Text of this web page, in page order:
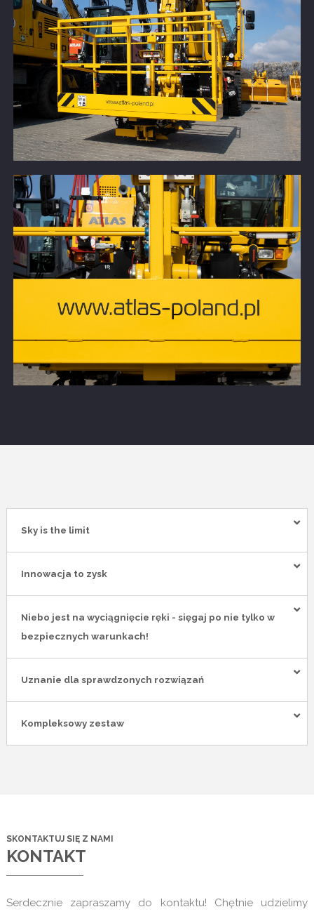
Sky is the limit
Innowacja to zysk
Niebo jest na wyciągnięcie ręki - sięgaj po nie tylko w
bezpiecznych warunkach!
Uznanie dla sprawdzonych rozwiązań
Kompleksowy zestaw
KONTAKT
SKONTAKTUJ SIĘ Z NAMI
Serdecznie zapraszamy do kontaktu! Chętnie udzielimy